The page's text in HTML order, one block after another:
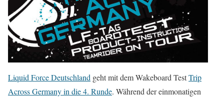
Liquid Force Deutschland geht mit dem Wakeboard TestTrip
Across Germany in die 4. Runde. Während der einmonatigen